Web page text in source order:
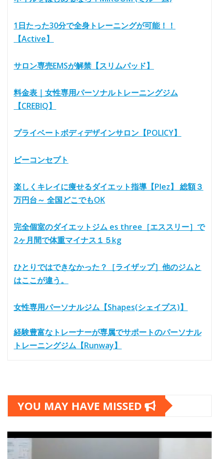
1日たった30分で全身トレーニングが可能！！
【Active】
サロン専売EMSが解禁【スリムパッド】
料金表｜女性専用パーソナルトレーニングジム
【CREBIQ】
プライベートボディデザインサロン【POLICY】
ビーコンセプト
楽しくキレイに痩せるダイエット指導【Plez】 総額３
万円台～ 全国どこでもOK
完全個室のダイエットジム es three［エススリー］で
2ヶ月間で体重マイナス１５kg
ひとりではできなかった？［ライザップ］他のジムと
はここが違う。
女性専用パーソナルジム【Shapes(シェイプス)】
経験豊富なトレーナーが専属でサポートのパーソナル
トレーニングジム【Runway】
YOU MAY HAVE MISSED